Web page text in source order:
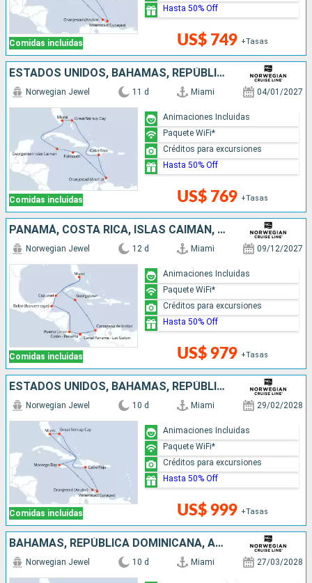
Comidas incluidas US$ 749 +Tasas
Hasta 50% Off
ESTADOS UNIDOS, BAHAMAS, REPÚBLICA DOMINICANA, ARUBA, JAMAICA, ISLAS CAIMÁN
Comidas incluidas
Norwegian Jewel 11 d Miami 04/01/2027
US$ 769 +Tasas
Animaciones Incluidas
Paquete WiFi*
Créditos para excursiones
Hasta 50% Off
PANAMÁ, COSTA RICA, ISLAS CAIMÁN, COLOMBIA, MÉXICO, ESTADOS UNIDOS, BELICE
Comidas incluidas
Norwegian Jewel 12 d Miami 09/12/2027
US$ 979 +Tasas
Animaciones Incluidas
Paquete WiFi*
Créditos para excursiones
Hasta 50% Off
ESTADOS UNIDOS, BAHAMAS, REPÚBLICA DOMINICANA, ARUBA, JAMAICA
Comidas incluidas
Norwegian Jewel 10 d Miami 29/02/2028
US$ 999 +Tasas
Animaciones Incluidas
Paquete WiFi*
Créditos para excursiones
Hasta 50% Off
BAHAMAS, REPÚBLICA DOMINICANA, ARUBA, JAMAICA, ESTADOS UNIDOS
Norwegian Jewel 10 d Miami 27/03/2028